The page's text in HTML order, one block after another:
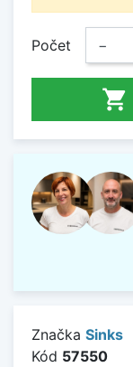
Počet −

Značka Sinks
Kód 57550